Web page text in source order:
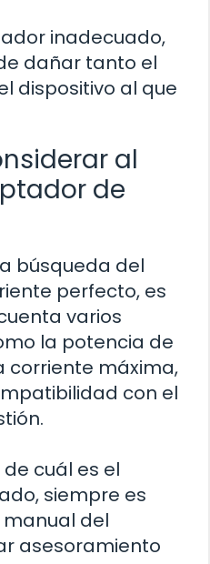
inadecuado,
dañar tanto el
dispositivo al que
al
de
búsqueda del
perfecto, es
varios
la potencia de
corriente máxima,
con el
cuál es el
siempre es
del
asesoramiento